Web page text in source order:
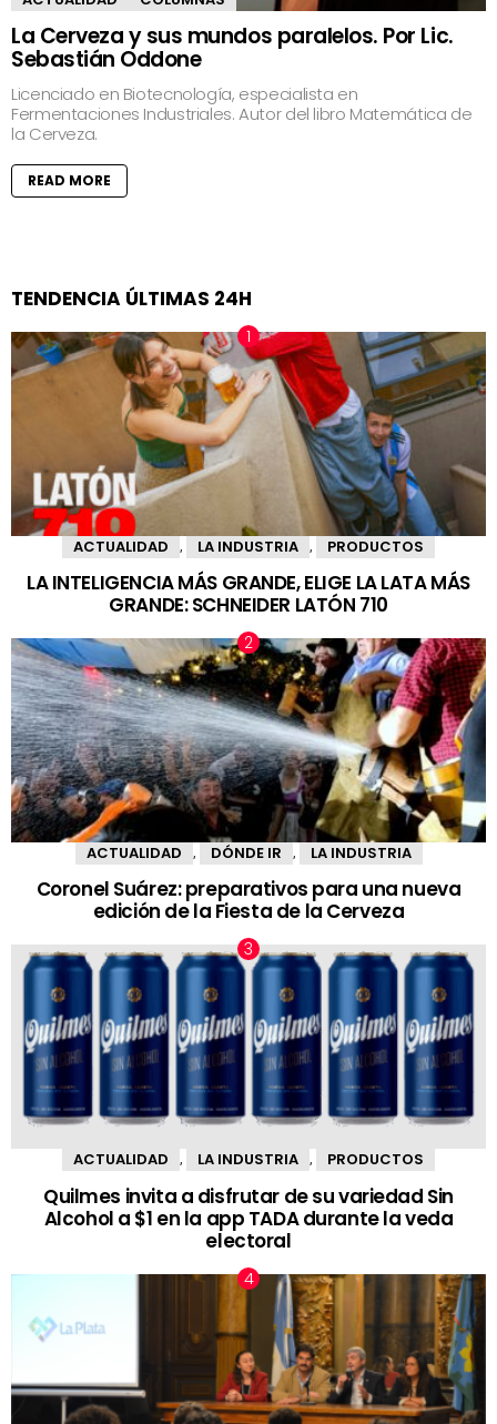
La Cerveza y sus mundos paralelos. Por Lic.
Sebastián Oddone
Licenciado en Biotecnología, especialista en
Fermentaciones Industriales. Autor del libro Matemática de
la Cerveza.
READ MORE
TENDENCIA ÚLTIMAS 24H
ACTUALIDAD LA INDUSTRIA PRODUCTOS
LA INTELIGENCIA MÁS GRANDE, ELIGE LA LATA MÁS
GRANDE: SCHNEIDER LATÓN 710
ACTUALIDAD , DÓNDE IR , LA INDUSTRIA
Coronel Suárez: preparativos para una nueva
edición de la Fiesta de la Cerveza
ACTUALIDAD , LA INDUSTRIA , PRODUCTOS
Quilmes invita a disfrutar de su variedad Sin
Alcohol a $1 en la app TADA durante la veda
electoral